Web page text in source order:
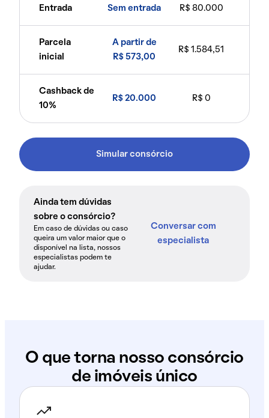
Entrada Sem entrada R$ 80.000
Parcela
inicial
A partir de
R$ 573,00
R$ 1.584,51
Cashback de
10%
R$ 20.000 R$ 0
Simular consórcio
Ainda tem dúvidas
sobre o consórcio?
Em caso de dúvidas ou caso
queira um valor maior que o
disponível na lista, nossos
especialistas podem te
ajudar.
Conversar com
especialista
O que torna nosso consórcio
de imóveis único